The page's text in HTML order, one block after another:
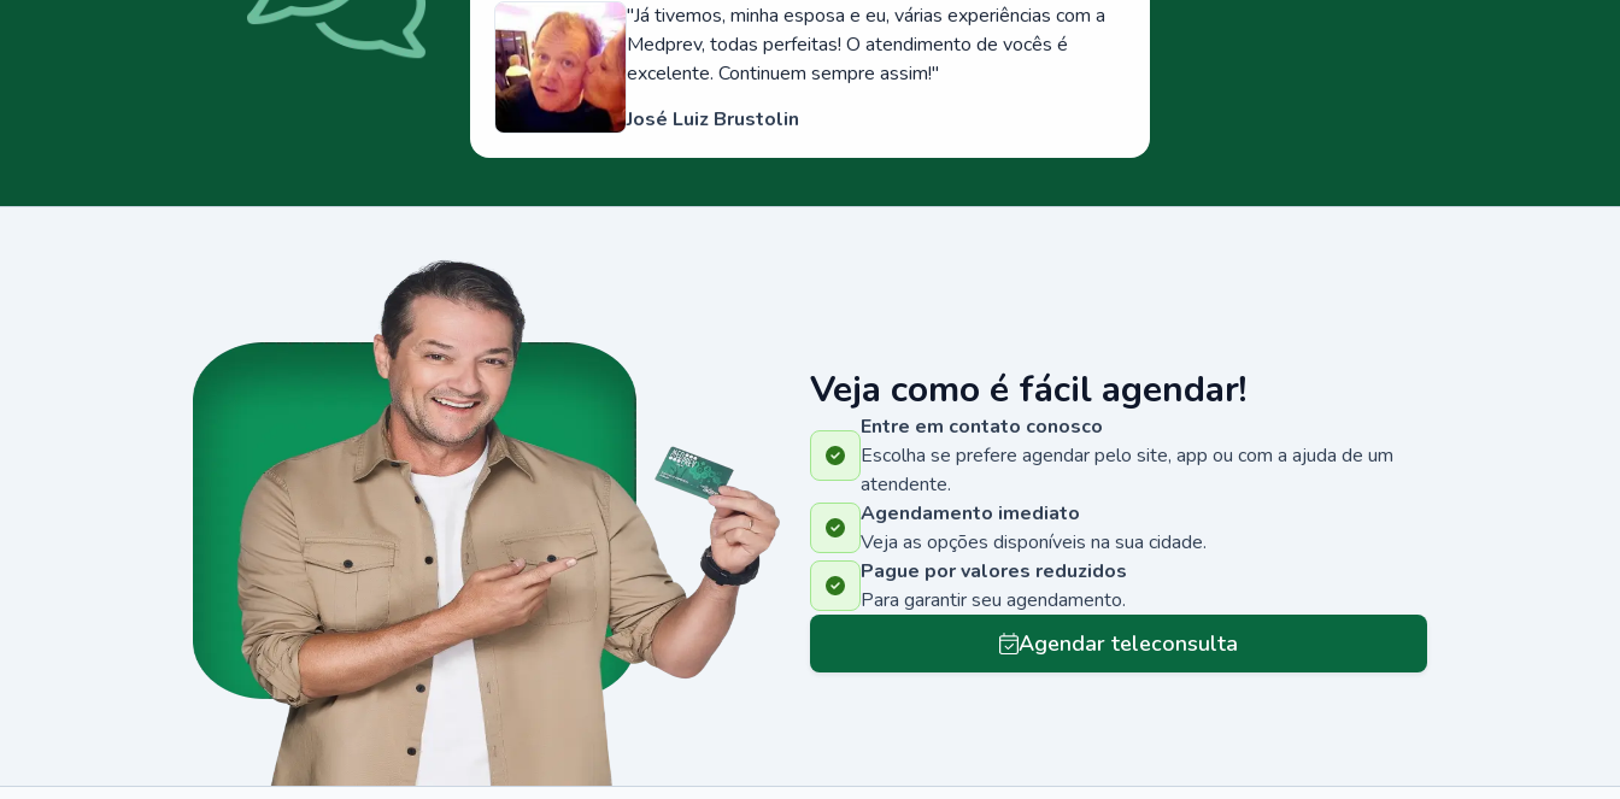
"Já tivemos, minha esposa e eu, várias experiências com a
Medprev, todas perfeitas! O atendimento de vocês é
excelente. Continuem sempre assim!"
José Luiz Brustolin
Veja como é fácil agendar!
Entre em contato conosco
Escolha se prefere agendar pelo site, app ou com a ajuda de um
atendente.
Agendamento imediato
Veja as opções disponíveis na sua cidade.
Pague por valores reduzidos
Para garantir seu agendamento.
Agendar teleconsulta